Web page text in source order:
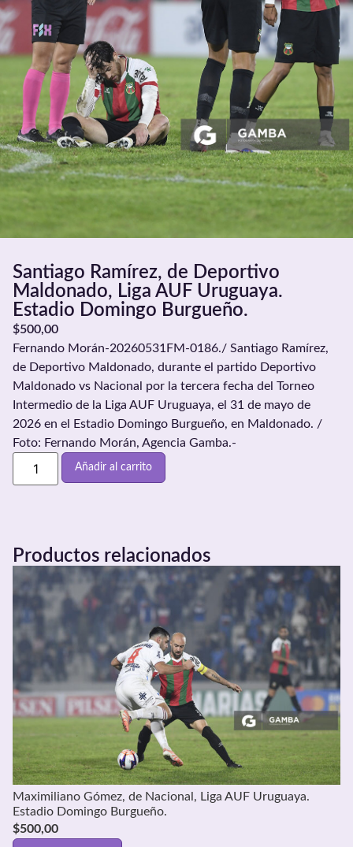
Santiago Ramírez, de Deportivo
Maldonado, Liga AUF Uruguaya.
Estadio Domingo Burgueño.
$500,00
Fernando Morán-20260531FM-0186./ Santiago Ramírez,
de Deportivo Maldonado, durante el partido Deportivo
Maldonado vs Nacional por la tercera fecha del Torneo
Intermedio de la Liga AUF Uruguaya, el 31 de mayo de
2026 en el Estadio Domingo Burgueño, en Maldonado. /
Foto: Fernando Morán, Agencia Gamba.-
Añadir al carrito
Productos relacionados
Maximiliano Gómez, de Nacional, Liga AUF Uruguaya.
Estadio Domingo Burgueño.
$500,00